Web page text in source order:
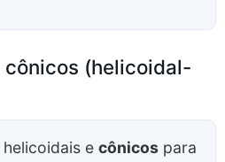
(helicoidal-
e cônicos para